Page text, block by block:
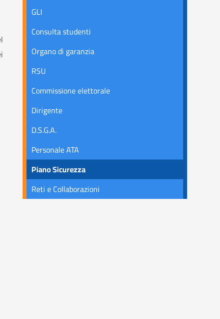
GLI
Consulta studenti
Organo di garanzia
RSU
Commissione elettorale
Dirigente
D.S.G.A.
Personale ATA
Piano Sicurezza
Reti e Collaborazioni